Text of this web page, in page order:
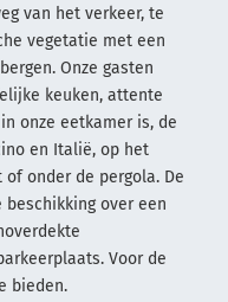
van het verkeer, te
vegetatie met een
Onze gasten
keuken, attente
onze eetkamer is, de
en Italië, op het
onder de pergola. De
over een
Voor de
bieden.